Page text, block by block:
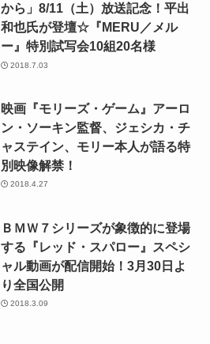
から」8/11（土）放送記念！平出
和也氏が登壇☆『MERU／メル
ー』特別試写会10組20名様
2018.7.03
映画『モリーズ・ゲーム』アーロ
ン・ソーキン監督、ジェシカ・チ
ャステイン、モリー本人が語る特
別映像解禁！
2018.4.27
ＢＭＷ７シリーズが象徴的に登場
する『レッド・スパロー』スペシ
ャル動画が配信開始！3月30日よ
り全国公開
2018.3.09